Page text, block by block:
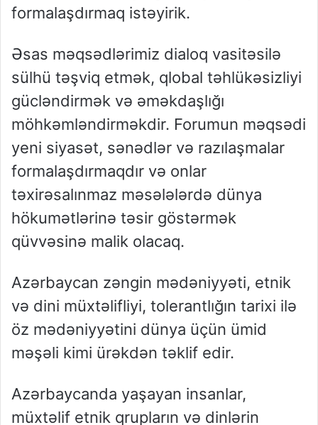
formalaşdırmaq istəyirik.
Əsas məqsədlərimiz dialoq vasitəsilə
sülhü təşviq etmək, qlobal təhlükəsizliyi
gücləndirmək və əməkdaşlığı
möhkəmləndirməkdir. Forumun məqsədi
yeni siyasət, sənədlər və razılaşmalar
formalaşdırmaqdır və onlar
təxirəsalınmaz məsələlərdə dünya
hökumətlərinə təsir göstərmək
qüvvəsinə malik olacaq.
Azərbaycan zəngin mədəniyyəti, etnik
və dini müxtəlifliyi, tolerantlığın tarixi ilə
öz mədəniyyətini dünya üçün ümid
məşəli kimi ürəkdən təklif edir.
Azərbaycanda yaşayan insanlar,
müxtəlif etnik qrupların və dinlərin